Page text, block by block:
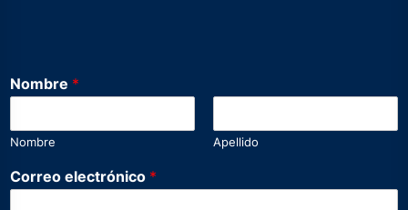
Nombre *
Nombre Apellido
Correo electrónico *